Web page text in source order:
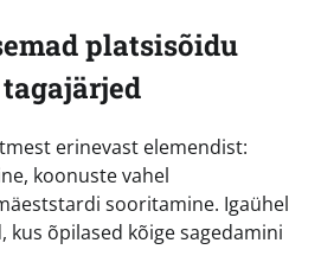
platsisõidu
erinevast elemendist:
koonuste vahel
sooritamine. Igaühel
kus õpilased kõige sagedamini